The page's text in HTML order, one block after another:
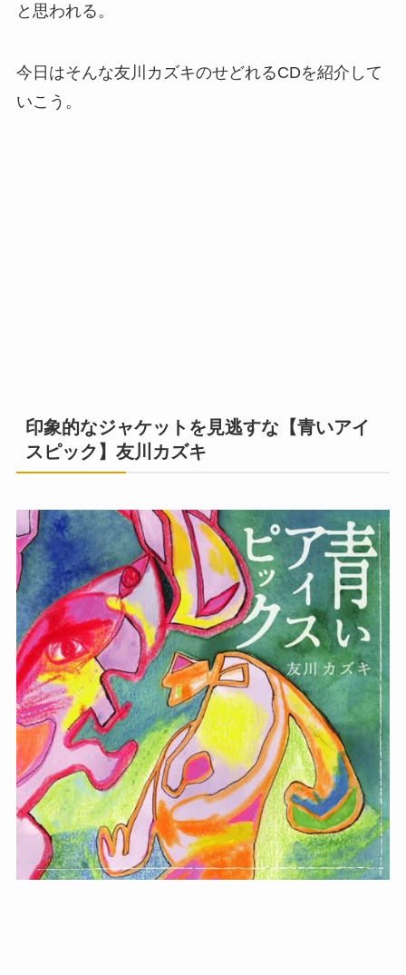
と思われる。
今日はそんな友川カズキのせどれるCDを紹介して
いこう。
印象的なジャケットを見逃すな【青いアイ
スピック】友川カズキ